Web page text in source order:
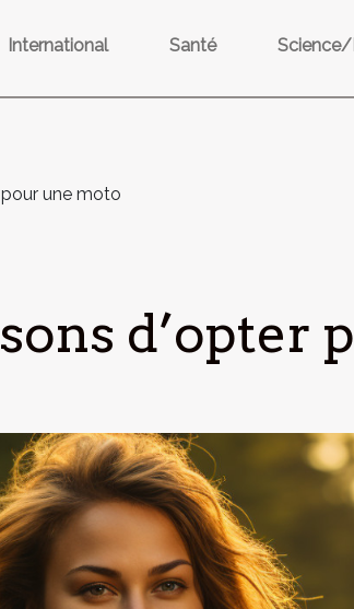
International Santé Science/
pour une moto
d’opter